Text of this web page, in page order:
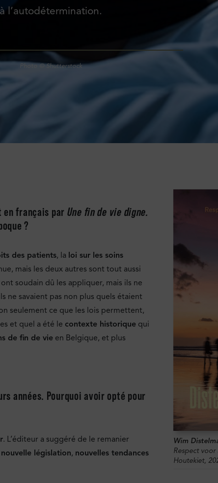
à l’autodétermination.
Photo © Shutterstock
Wim
Respect voor
Houtekiet,
français par Une fin de vie digne.
?
des patients, la loi sur les soins
mais les deux autres sont tout aussi
ont soudain dû les appliquer, mais ils ne
ne savaient pas non plus quels étaient
seulement ce que les lois permettent,
et quel a été le contexte historique qui
de fin de vie en Belgique, et plus
années. Pourquoi avoir opté pour
. L’éditeur a suggéré de le remanier
nouvelle législation, nouvelles tendances